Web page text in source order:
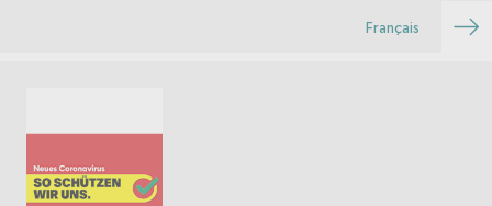
population, mais aussi dans celui des professionnel-le-s
Français